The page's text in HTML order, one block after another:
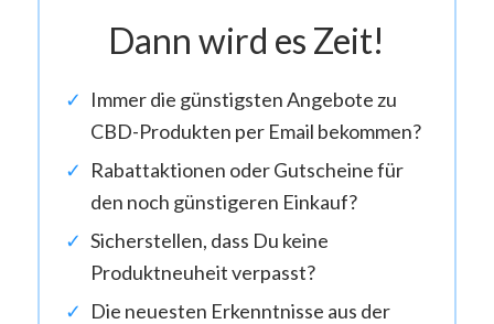
Dann wird es Zeit!
Immer die günstigsten Angebote zu
CBD-Produkten per Email bekommen?
Rabattaktionen oder Gutscheine für
den noch günstigeren Einkauf?
Sicherstellen, dass Du keine
Produktneuheit verpasst?
Die neuesten Erkenntnisse aus der